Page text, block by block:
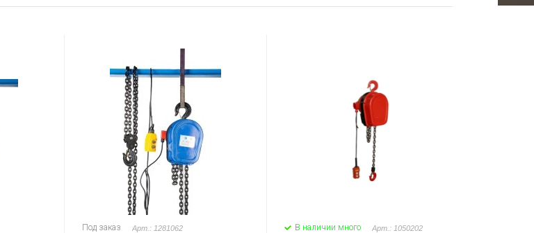
Под заказ Арт.: 1281062 В наличии много Арт.: 1050202